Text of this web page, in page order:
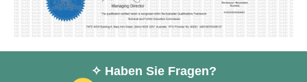
✧ Haben Sie Fragen?